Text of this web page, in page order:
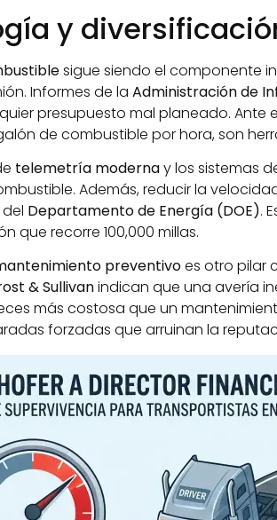
y
sigue siendo el componente
Informes de la Administración de
presupuesto mal planeado. Ante
de combustible por hora, son
telemetría modernay los sistemas
Además, reducir la
Departamento de Energía (DOE).
que recorre 100,000 millas.
preventivoes otro pilar
& Sullivanindican que una avería
más costosa que un
forzadas que arruinan la